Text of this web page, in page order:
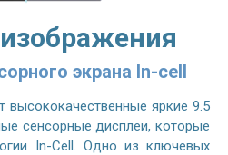
экрана In-cell
высококачественные яркие 9.5
сенсорные дисплеи, которые
In-Cell. Одно из ключевых